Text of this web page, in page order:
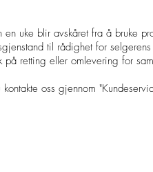
uke blir avskåret fra å bruke
til rådighet for selgerens
retting eller omlevering for
oss gjennom